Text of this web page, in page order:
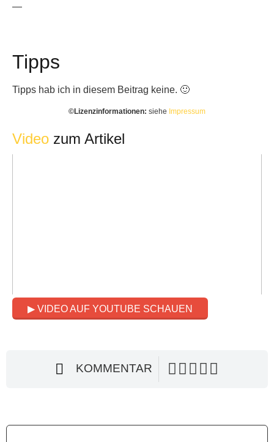
—
Tipps
Tipps hab ich in diesem Beitrag keine. 🙂
©️Lizenzinformationen: siehe Impressum
Video zum Artikel
▶ VIDEO AUF YOUTUBE SCHAUEN
KOMMENTAR